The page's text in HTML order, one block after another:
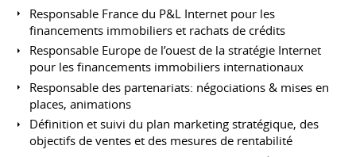
Responsable France du P&L Internet pour les
financements immobiliers et rachats de crédits
Responsable Europe de l’ouest de la stratégie Internet
pour les financements immobiliers internationaux
Responsable des partenariats: négociations & mises en
places, animations
Définition et suivi du plan marketing stratégique, des
objectifs de ventes et des mesures de rentabilité